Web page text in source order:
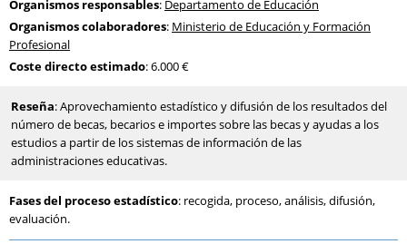
Organismos responsables: Departamento de Educación
Organismos colaboradores: Ministerio de Educación y Formación
Profesional
Coste directo estimado: 6.000 €
Reseña: Aprovechamiento estadístico y difusión de los resultados del
número de becas, becarios e importes sobre las becas y ayudas a los
estudios a partir de los sistemas de información de las
administraciones educativas.
Fases del proceso estadístico: recogida, proceso, análisis, difusión,
evaluación.